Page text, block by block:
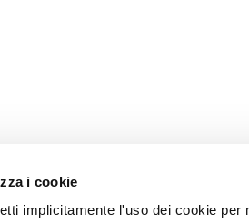
i cookie
implicitamente l'uso dei cookie per